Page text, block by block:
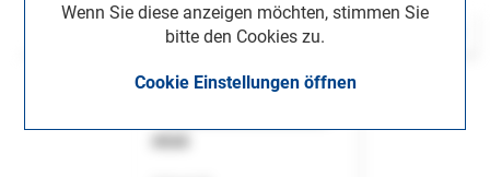
Wenn Sie diese anzeigen möchten, stimmen Sie
bitte den Cookies zu.
Cookie Einstellungen öffnen